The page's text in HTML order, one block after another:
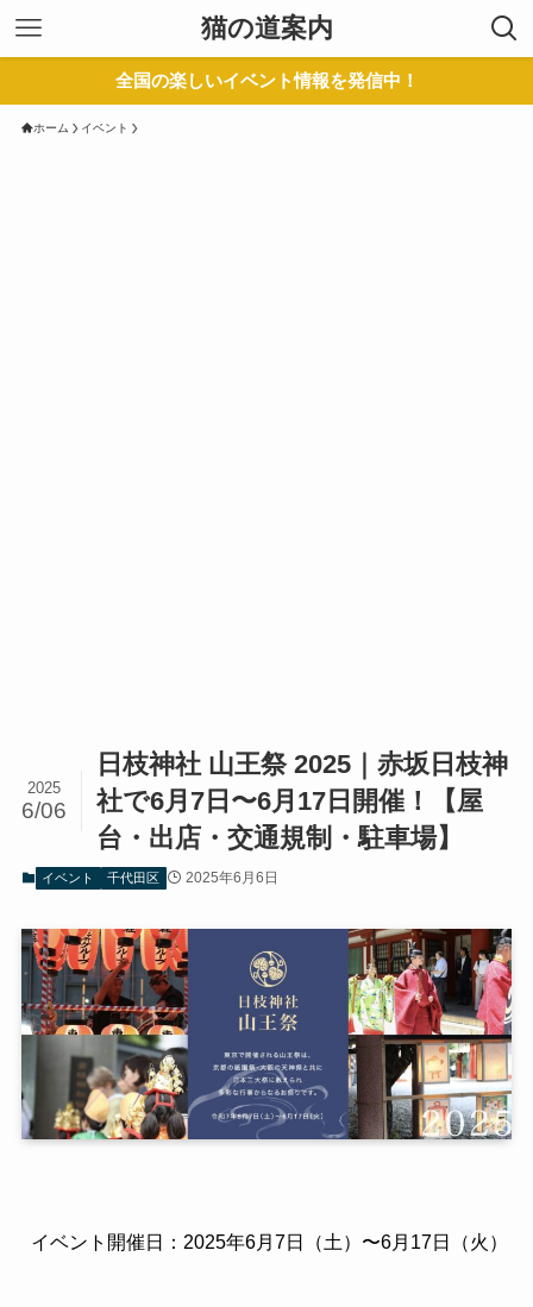
猫の道案内
全国の楽しいイベント情報を発信中！
ホーム イベント
日枝神社 山王祭 2025｜赤坂日枝神
社で6月7日〜6月17日開催！【屋
台・出店・交通規制・駐車場】
2025
6/06
イベント 千代田区 2025年6月6日
イベント開催日：2025年6月7日（土）〜6月17日（火）